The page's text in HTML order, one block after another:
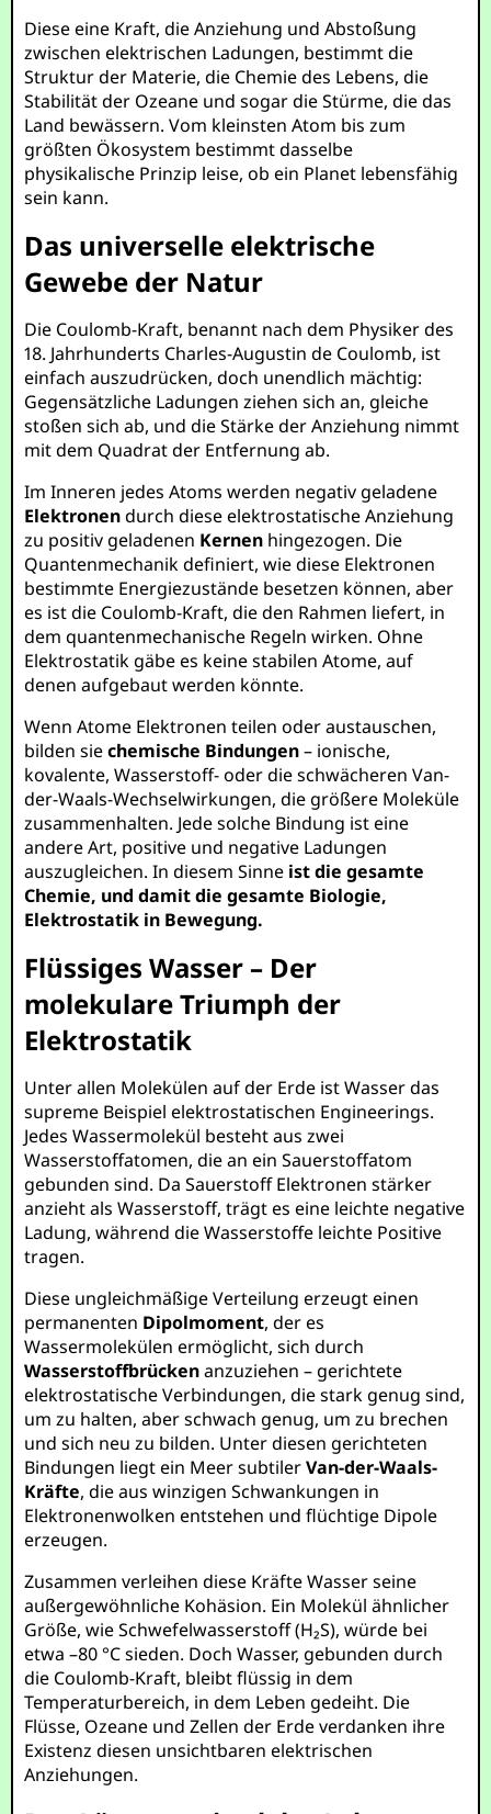
Diese eine Kraft, die Anziehung und Abstoßung
zwischen elektrischen Ladungen, bestimmt die
Struktur der Materie, die Chemie des Lebens, die
Stabilität der Ozeane und sogar die Stürme, die das
Land bewässern. Vom kleinsten Atom bis zum
größten Ökosystem bestimmt dasselbe
physikalische Prinzip leise, ob ein Planet lebensfähig
sein kann.
Das universelle elektrische
Gewebe der Natur
Die Coulomb-Kraft, benannt nach dem Physiker des
18. Jahrhunderts Charles-Augustin de Coulomb, ist
einfach auszudrücken, doch unendlich mächtig:
Gegensätzliche Ladungen ziehen sich an, gleiche
stoßen sich ab, und die Stärke der Anziehung nimmt
mit dem Quadrat der Entfernung ab.
Im Inneren jedes Atoms werden negativ geladene
Elektronendurch diese elektrostatische Anziehung
zu positiv geladenen Kernen hingezogen. Die
Quantenmechanik definiert, wie diese Elektronen
bestimmte Energiezustände besetzen können, aber
es ist die Coulomb-Kraft, die den Rahmen liefert, in
dem quantenmechanische Regeln wirken. Ohne
Elektrostatik gäbe es keine stabilen Atome, auf
denen aufgebaut werden könnte.
Wenn Atome Elektronen teilen oder austauschen,
bilden siechemische Bindungen– ionische,
kovalente, Wasserstoff- oder die schwächeren Van-
der-Waals-Wechselwirkungen, die größere Moleküle
zusammenhalten. Jede solche Bindung ist eine
andere Art, positive und negative Ladungen
auszugleichen. In diesem Sinne ist die gesamte
Chemie, und damit die gesamte Biologie,
Elektrostatik in Bewegung.
Flüssiges Wasser – Der
molekulare Triumph der
Elektrostatik
Unter allen Molekülen auf der Erde ist Wasser das
supreme Beispiel elektrostatischen Engineerings.
Jedes Wassermolekül besteht aus zwei
Wasserstoffatomen, die an ein Sauerstoffatom
gebunden sind. Da Sauerstoff Elektronen stärker
anzieht als Wasserstoff, trägt es eine leichte negative
Ladung, während die Wasserstoffe leichte Positive
tragen.
Diese ungleichmäßige Verteilung erzeugt einen
permanenten Dipolmoment, der es
Wassermolekülen ermöglicht, sich durch
Wasserstoffbrückenanzuziehen – gerichtete
elektrostatische Verbindungen, die stark genug sind,
um zu halten, aber schwach genug, um zu brechen
und sich neu zu bilden. Unter diesen gerichteten
Bindungen liegt ein Meer subtilerVan-der-Waals-
Kräfte, die aus winzigen Schwankungen in
Elektronenwolken entstehen und flüchtige Dipole
erzeugen.
Zusammen verleihen diese Kräfte Wasser seine
außergewöhnliche Kohäsion. Ein Molekül ähnlicher
Größe, wie Schwefelwasserstoff (H₂S), würde bei
etwa –80 °C sieden. Doch Wasser, gebunden durch
die Coulomb-Kraft, bleibt flüssig in dem
Temperaturbereich, in dem Leben gedeiht. Die
Flüsse, Ozeane und Zellen der Erde verdanken ihre
Existenz diesen unsichtbaren elektrischen
Anziehungen.